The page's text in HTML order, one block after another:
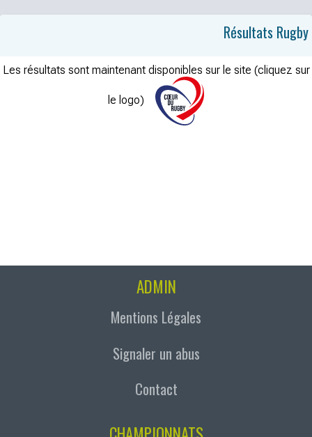
Résultats Rugby
Les résultats sont maintenant disponibles sur le site (cliquez sur
le logo)
ADMIN
Mentions Légales
Signaler un abus
Contact